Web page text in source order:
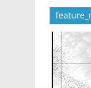
BMKG
Sumatera
Selatan